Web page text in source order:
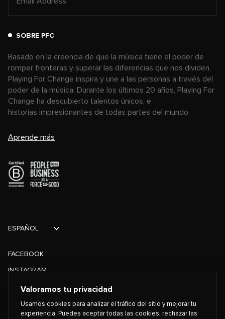
SOBRE PFC
Basado en la creencia de que la música tiene el poder de
romper fronteras y superar las diferencias que nos dividen,
Playing For Change inspira y une a las personas a través del
poder de la música. Durante los últimos 20 años, Playing For
Change ha descubierto talentos únicos, e
historias impresionantes de todas partes del mundo.
Aprende más
FACEBOOK
INSTAGRAM
TIKTOK
TWITTER
ESPAÑOL
Valoramos tu privacidad
Usamos cookies para analizar el tráfico del sitio y mejorar tu
experiencia. Puedes aceptar todas las cookies, rechazar las